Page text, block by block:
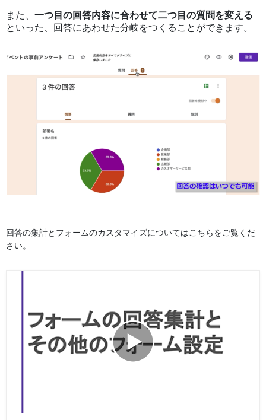
また、 一つ目の回答内容に合わせて二つ目の質問を変える
といった、回答にあわせた分岐をつくることができます。
回答の集計とフォームのカスタマイズについてはこちらをご覧くだ
さい。